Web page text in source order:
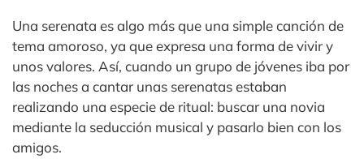
Una serenata es algo más que una simple canción de
tema amoroso, ya que expresa una forma de vivir y
unos valores. Así, cuando un grupo de jóvenes iba por
las noches a cantar unas serenatas estaban
realizando una especie de ritual: buscar una novia
mediante la seducción musical y pasarlo bien con los
amigos.